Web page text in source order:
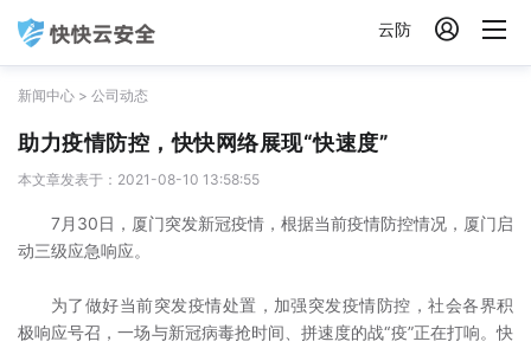
云防 
新闻中心 > 公司动态
助力疫情防控，快快网络展现“快速度”
本文章发表于：2021-08-10 13:58:55
7月30日，厦门突发新冠疫情，根据当前疫情防控情况，厦门启
动三级应急响应。
为了做好当前突发疫情处置，加强突发疫情防控，社会各界积
极响应号召，一场与新冠病毒抢时间、拼速度的战“疫”正在打响。快